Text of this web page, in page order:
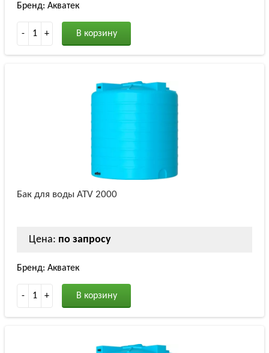
Бренд: Акватек
- 1 + В корзину
Бак для воды ATV 2000
Цена: по запросу
Бренд: Акватек
- 1 + В корзину